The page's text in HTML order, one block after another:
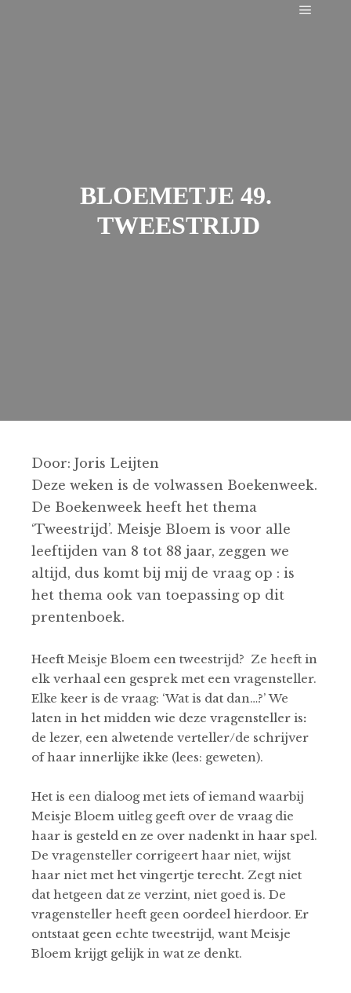
BLOEMETJE 49.
TWEESTRIJD
Door: Joris Leijten
Deze weken is de volwassen Boekenweek.
De Boekenweek heeft het thema
‘Tweestrijd’. Meisje Bloem is voor alle
leeftijden van 8 tot 88 jaar, zeggen we
altijd, dus komt bij mij de vraag op : is
het thema ook van toepassing op dit
prentenboek.
Heeft Meisje Bloem een tweestrijd? Ze heeft in
elk verhaal een gesprek met een vragensteller.
Elke keer is de vraag: ‘Wat is dat dan…?’ We
laten in het midden wie deze vragensteller is:
de lezer, een alwetende verteller/de schrijver
of haar innerlijke ikke (lees: geweten).
Het is een dialoog met iets of iemand waarbij
Meisje Bloem uitleg geeft over de vraag die
haar is gesteld en ze over nadenkt in haar spel.
De vragensteller corrigeert haar niet, wijst
haar niet met het vingertje terecht. Zegt niet
dat hetgeen dat ze verzint, niet goed is. De
vragensteller heeft geen oordeel hierdoor. Er
ontstaat geen echte tweestrijd, want Meisje
Bloem krijgt gelijk in wat ze denkt.